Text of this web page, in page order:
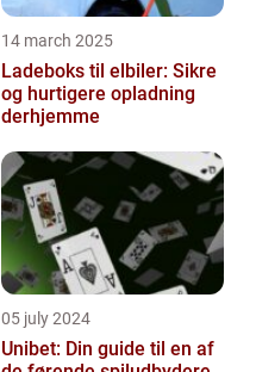
14 march 2025
Ladeboks til elbiler: Sikre
og hurtigere opladning
derhjemme
05 july 2024
Unibet: Din guide til en af